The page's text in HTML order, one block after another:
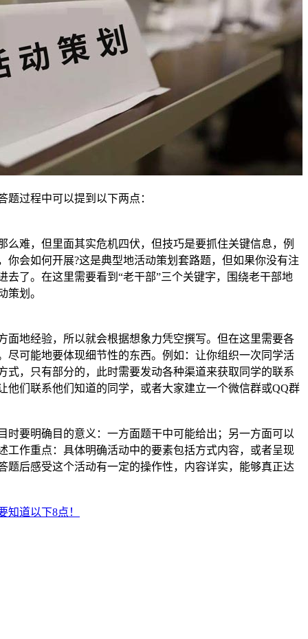
题过程中可以提到以下两点：
难，但里面其实危机四伏，但技巧是要抓住关键信息，例
你会如何开展?这是典型地活动策划套路题，但如果你没有注
去了。在这里需要看到“老干部”三个关键字，围绕老干部地
策划。
地经验，所以就会根据想象力凭空撰写。但在这里需要各
尽可能地要体现细节性的东西。例如：让你组织一次同学活
式，只有部分的，此时需要发动各种渠道来获取同学的联系
他们联系他们知道的同学，或者大家建立一个微信群或QQ群
要明确目的意义：一方面题干中可能给出；另一方面可以
工作重点：具体明确活动中的要素包括方式内容，或者呈现
题后感受这个活动有一定的操作性，内容详实，能够真正达
知道以下8点！